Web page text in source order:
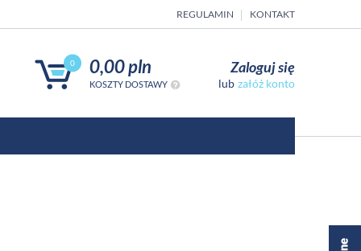
REGULAMIN KONTAKT
0 0,00 pln
KOSZTY DOSTAWY
Zaloguj się
załóż konto